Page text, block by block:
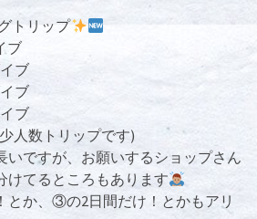
トリップ
ブ
ブ
ブ
ブ
人数トリップです)
いですが、お願いするショップさん
けてるところもあります
か、③の2日間だけ！とかもアリ